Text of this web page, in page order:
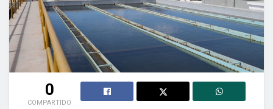
0
COMPARTIDO